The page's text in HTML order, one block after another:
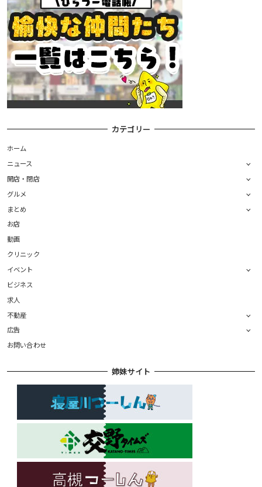
カテゴリー
ホーム
ニュース
開店・閉店
グルメ
まとめ
お店
動画
クリニック
イベント
ビジネス
求人
不動産
広告
お問い合わせ
姉妹サイト